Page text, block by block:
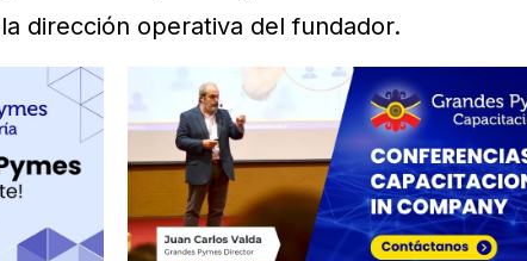
dirección operativa del fundador.